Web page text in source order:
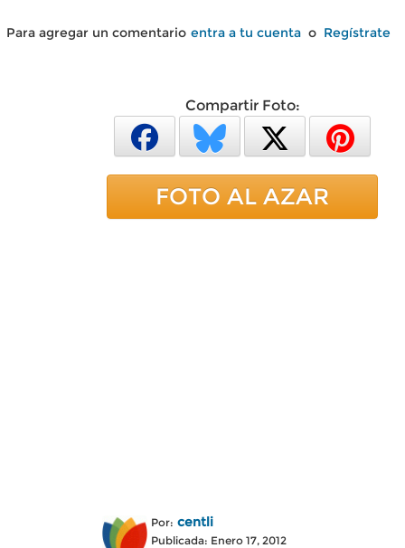
Para agregar un comentario entra a tu cuenta o Regístrate
Compartir Foto:
FOTO AL AZAR
Por: centli
Publicada: Enero 17, 2012